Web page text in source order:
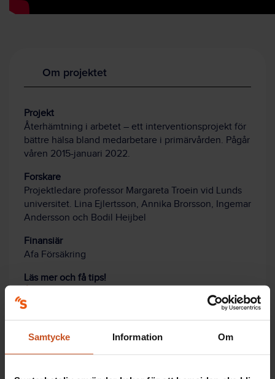
Samtycke Information Om
Om projektet
Projekt
Återhämtning i arbetet – ett interventionsprojekt för
bättre hälsa bland medarbetare i primärvården. Pågår
våren 2015-januari 2022.
Forskare
Projektledare professor Margareta Troein vid Lunds
universitet. Lina Ejlertsson, Annika Brorsson, Ingemar
Andersson och Bodil Heijbel
Finansiär
Afa Försäkring
Läs mer och få tips!
inspirationsbok för individ och verksamhet